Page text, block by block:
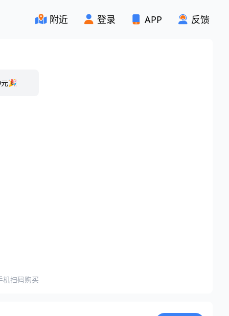
附近 登录 APP 反馈
元🎉
机扫码购买